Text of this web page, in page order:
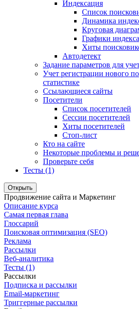
Индексация
Список
Динамика
Круговая
Графики
Хиты
Автодетект
Задание параметров для
Учет регистрации нового
статистике
Ссылающиеся сайты
Посетители
Список посетителей
Сессии посетителей
Хиты посетителей
Стоп-лист
Кто на сайте
Некоторые проблемы и
Проверьте себя
Тесты (1)
Открыть
Продвижение сайта и Маркетинг
Описание курса
Самая первая глава
Глоссарий
Поисковая оптимизация (SEO)
Реклама
Рассылки
Веб-аналитика
Тесты (1)
Рассылки
Подписка и рассылки
Email-маркетинг
Триггерные рассылки